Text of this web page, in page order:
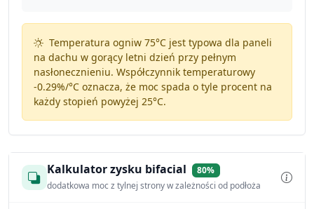
Temperatura ogniw 75°C jest typowa dla paneli
na dachu w gorący letni dzień przy pełnym
nasłonecznieniu. Współczynnik temperaturowy
-0.29%/°Coznacza, że moc spada o tyle procent na
każdy stopień powyżej 25°C.
Kalkulator zysku bifacial
80%
dodatkowa moc z tylnej strony w zależności od podłoża